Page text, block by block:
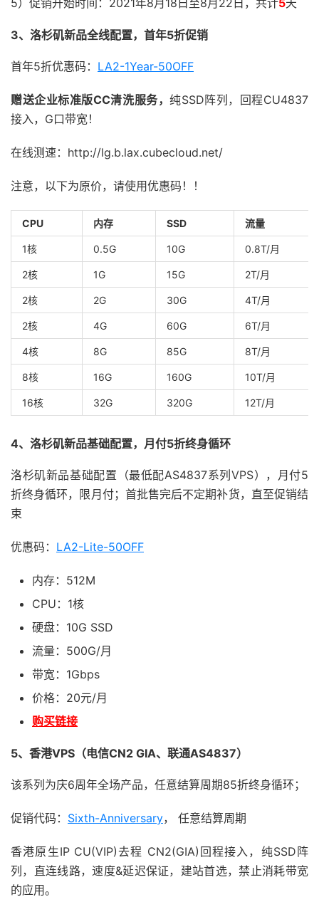
5）促销开始时间：2021年8月18日至8月22日，共计5天
3、洛杉矶新品全线配置，首年5折促销
首年5折优惠码： LA2-1Year-50OFF
赠送企业标准版CC清洗服务，纯SSD阵列，回程CU4837
接入，G口带宽！
在线测速：http://lg.b.lax.cubecloud.net/
注意，以下为原价，请使用优惠码！！
CPU 内存 SSD 流量
1核 0.5G 10G 0.8T/月
2核 1G 15G 2T/月
2核 2G 30G 4T/月
2核 4G 60G 6T/月
4核 8G 85G 8T/月
8核 16G 160G 10T/月
16核 32G 320G 12T/月
4、洛杉矶新品基础配置，月付5折终身循环
洛杉矶新品基础配置（最低配AS4837系列VPS），月付5
折终身循环，限月付；首批售完后不定期补货，直至促销结
束
优惠码： LA2-Lite-50OFF
内存：512M
CPU：1核
硬盘：10G SSD
流量：500G/月
带宽：1Gbps
价格：20元/月
购买链接
5、香港VPS（电信CN2 GIA、联通AS4837）
该系列为庆6周年全场产品，任意结算周期85折终身循环；
促销代码： Sixth-Anniversary， 任意结算周期
香港原生IP CU(VIP)去程 CN2(GIA)回程接入，纯SSD阵
列，直连线路，速度&延迟保证，建站首选，禁止消耗带宽
的应用。